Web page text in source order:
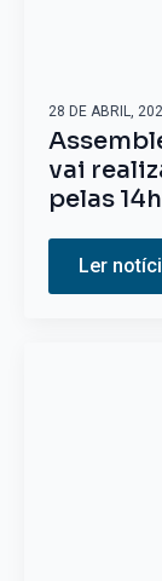
vai
pelas 14h
28 DE ABRIL,
Ler